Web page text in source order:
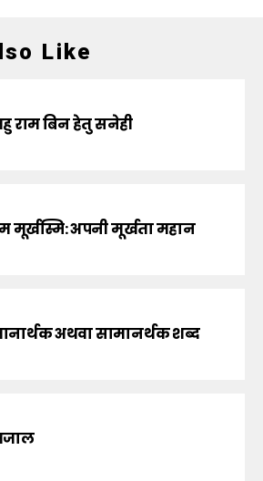
Like
राम बिन हेतु सनेही
मूर्खस्मि: अपनी मूर्खता महान
अथवा सामानर्थक शब्द